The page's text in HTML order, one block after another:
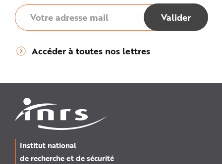
Accéder à toutes nos lettres
Institut national
de recherche et de sécurité